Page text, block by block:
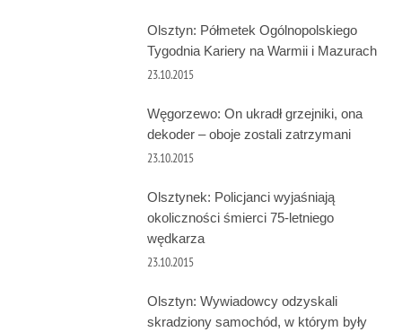
Olsztyn: Półmetek Ogólnopolskiego
Tygodnia Kariery na Warmii i Mazurach
23.10.2015
Węgorzewo: On ukradł grzejniki, ona
dekoder – oboje zostali zatrzymani
23.10.2015
Olsztynek: Policjanci wyjaśniają
okoliczności śmierci 75-letniego
wędkarza
23.10.2015
Olsztyn: Wywiadowcy odzyskali
skradziony samochód, w którym były